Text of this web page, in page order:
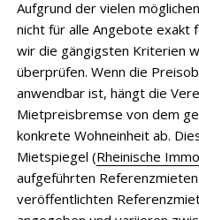
Aufgrund der vielen
nicht für alle Angebote exakt
wir die gängigsten Kriterien
überprüfen. Wenn die
anwendbar ist, hängt die
Mietpreisbremse von dem
konkrete Wohneinheit ab.
Mietspiegel (Rheinische
aufgeführten
veröffentlichten